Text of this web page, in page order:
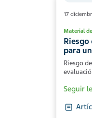
17
Material
para
Riesgo
Seguir